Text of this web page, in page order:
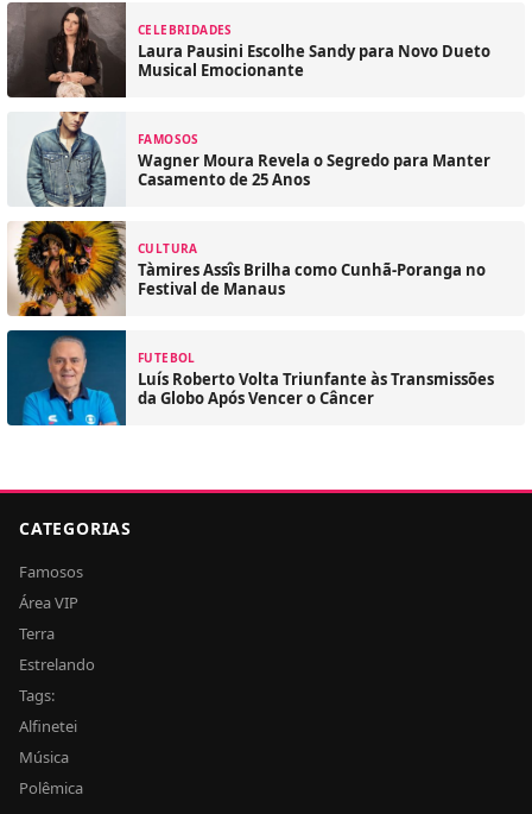
CELEBRIDADES
Laura Pausini Escolhe Sandy para Novo Dueto
Musical Emocionante
FAMOSOS
Wagner Moura Revela o Segredo para Manter
Casamento de 25 Anos
CULTURA
Tàmires Assîs Brilha como Cunhã-Poranga no
Festival de Manaus
FUTEBOL
Luís Roberto Volta Triunfante às Transmissões
da Globo Após Vencer o Câncer
CATEGORIAS
Famosos
Área VIP
Terra
Estrelando
Tags:
Alfinetei
Música
Polêmica